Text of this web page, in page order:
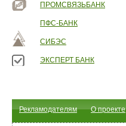
ПРОМСВЯЗЬБАНК
ПФС-БАНК
СИБЭС
ЭКСПЕРТ БАНК
Рекламодателям О проекте